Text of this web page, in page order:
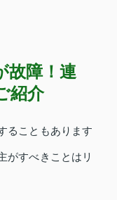
故障！連
紹介
ることもあります
がすべきことはリ